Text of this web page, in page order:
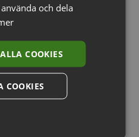
och dela
COOKIES
COOKIES